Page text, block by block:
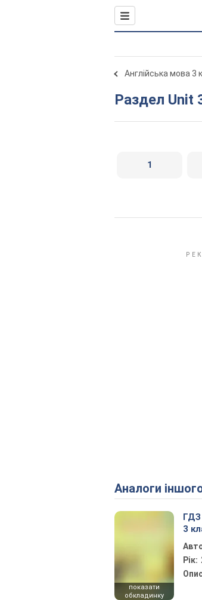
Англійська мова
Раздел
1
Аналоги
показати
обкладинку
ГДЗ
3
Рік: